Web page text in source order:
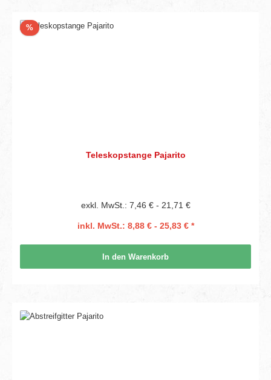
%Rabatt
Teleskopstange Pajarito
exkl. MwSt.: 7,46 € - 21,71 €
inkl. MwSt.: 8,88 € - 25,83 € *
In den Warenkorb